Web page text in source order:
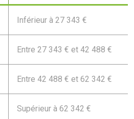
Inférieur à 27 343 €
Entre 27 343 € et 42 488 €
Entre 42 488 € et 62 342 €
Supérieur à 62 342 €